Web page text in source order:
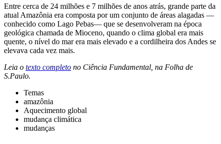
Entre cerca de 24 milhões e 7 milhões de anos atrás, grande parte da
atual Amazônia era composta por um conjunto de áreas alagadas —
conhecido como Lago Pebas— que se desenvolveram na época
geológica chamada de Mioceno, quando o clima global era mais
quente, o nível do mar era mais elevado e a cordilheira dos Andes se
elevava cada vez mais.
Leia o texto completo no Ciência Fundamental, na Folha de
S.Paulo.
Temas
amazônia
Aquecimento global
mudança climática
mudanças